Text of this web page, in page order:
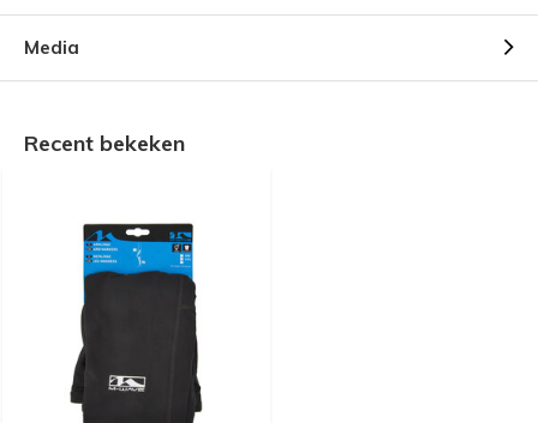
Media
Recent bekeken